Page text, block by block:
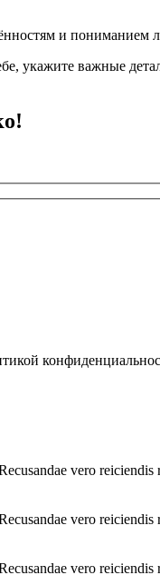
и пониманием
укажите важные
vero
vero
vero